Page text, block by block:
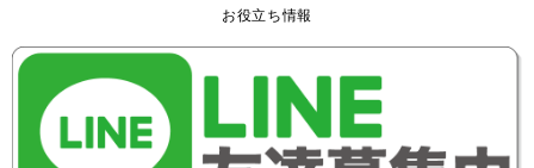
お役立ち情報